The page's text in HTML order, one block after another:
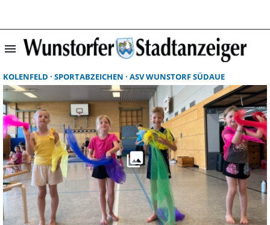
menu
KOLENFELD SPORTABZEICHEN ASV WUNSTORF SÜDAUE